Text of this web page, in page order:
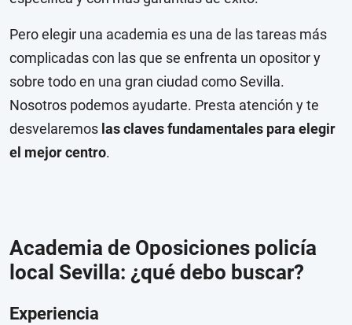
Pero elegir una academia es una de las tareas más
complicadas con las que se enfrenta un opositor y
sobre todo en una gran ciudad como Sevilla.
Nosotros podemos ayudarte. Presta atención y te
desvelaremos las claves fundamentales para elegir
el mejor centro.
Academia de Oposiciones policía
local Sevilla: ¿qué debo buscar?
Experiencia